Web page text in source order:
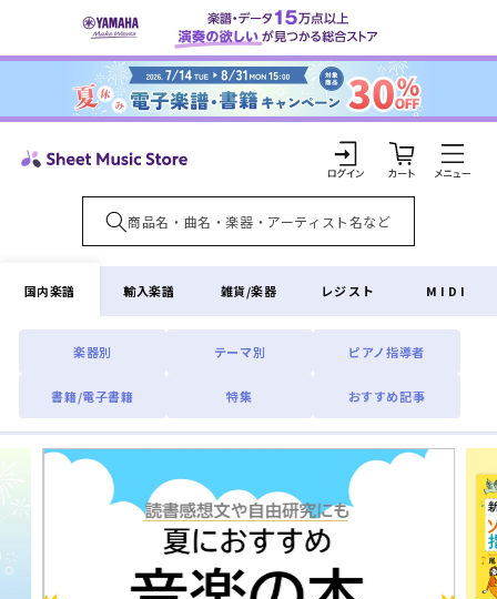
ンツに
ロ
グ
イ
ン
カ
ー
ト
国内楽譜
楽器別 テーマ別 ピアノ指導者
書籍/電子書籍 特集 おすすめ記事
輸入楽譜 雑貨/楽器 レジスト MIDI